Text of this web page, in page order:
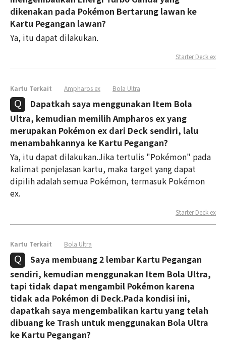
dikenakan pada Pokémon Bertarung lawan ke
Kartu Pegangan lawan?
Ya, itu dapat dilakukan.
Starter Deck ex
Kartu Terkait Ampharos ex Bola Ultra
Dapatkah saya menggunakan Item Bola
Ultra, kemudian memilih Ampharos ex yang
merupakan Pokémon ex dari Deck sendiri, lalu
menambahkannya ke Kartu Pegangan?
Ya, itu dapat dilakukan.Jika tertulis "Pokémon" pada
kalimat penjelasan kartu, maka target yang dapat
dipilih adalah semua Pokémon, termasuk Pokémon
ex.
Starter Deck ex
Kartu Terkait Bola Ultra
Saya membuang 2 lembar Kartu Pegangan
sendiri, kemudian menggunakan Item Bola Ultra,
tapi tidak dapat mengambil Pokémon karena
tidak ada Pokémon di Deck.Pada kondisi ini,
dapatkah saya mengembalikan kartu yang telah
dibuang ke Trash untuk menggunakan Bola Ultra
ke Kartu Pegangan?